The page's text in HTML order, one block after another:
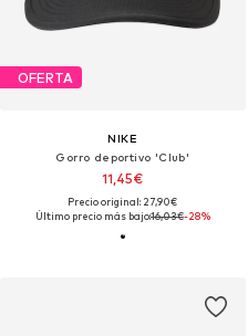
OFERTA
NIKE
Gorro deportivo 'Club'
11,45€
Precio original: 27,90€
Último precio más bajo:16,03€-28%